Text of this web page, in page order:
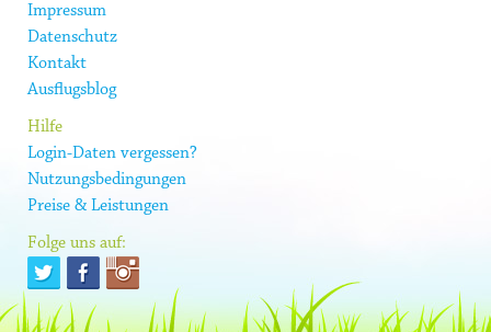
Impressum
Datenschutz
Kontakt
Ausflugsblog
Hilfe
Login-Daten vergessen?
Nutzungsbedingungen
Preise & Leistungen
Folge uns auf: